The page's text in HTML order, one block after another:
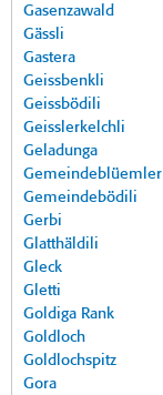
Gasenzawald
Gässli
Gastera
Geissbenkli
Geissbödili
Geisslerkelchli
Geladunga
Gemeindeblüemler
Gemeindebödili
Gerbi
Glatthäldili
Gleck
Gletti
Goldiga Rank
Goldloch
Goldlochspitz
Gora